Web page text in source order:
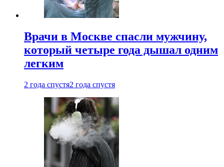
Врачи в Москве спасли мужчину,
который четыре года дышал одним
легким
2 года спустя2 года спустя